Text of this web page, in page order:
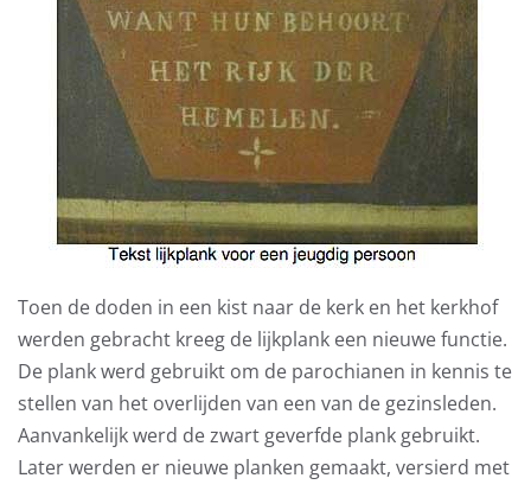
Toen de doden in een kist naar de kerk en het kerkhof
werden gebracht kreeg de lijkplank een nieuwe functie.
De plank werd gebruikt om de parochianen in kennis te
stellen van het overlijden van een van de gezinsleden.
Aanvankelijk werd de zwart geverfde plank gebruikt.
Later werden er nieuwe planken gemaakt, versierd met